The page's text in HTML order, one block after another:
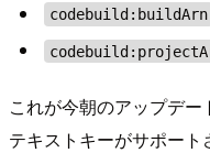
codebuild:buildArn
これが今朝のアップデ
テキストキーがサポー